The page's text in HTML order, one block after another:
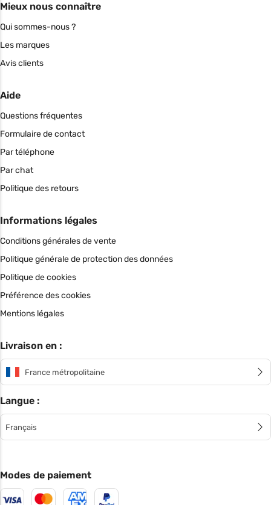
Mieux nous connaître
Qui sommes-nous ?
Les marques
Avis clients
Aide
Questions fréquentes
Formulaire de contact
Par téléphone
Par chat
Politique des retours
Informations légales
Conditions générales de vente
Politique générale de protection des données
Politique de cookies
Préférence des cookies
Mentions légales
Livraison en :
France métropolitaine
Langue :
Français
Modes de paiement